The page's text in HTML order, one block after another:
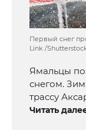
Первый снег
Link /
Ямальцы
снегом.
трассу
Читать